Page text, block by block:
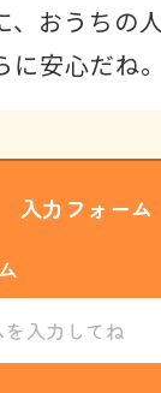
、おうちの
に安心だね。
入力フォーム